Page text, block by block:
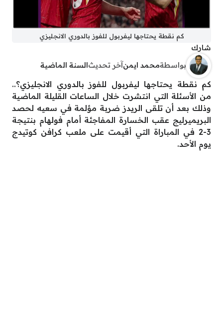
كم نقطة يحتاجها ليفربول للفوز بالدوري الانجليزي
شارك
بواسطةمحمد ايمنآخر تحديثالسنة الماضية
كم نقطة يحتاجها ليفربول للفوز بالدوري الانجليزي؟..
من الأسئلة التي انتشرت خلال الساعات القليلة الماضية
وذلك بعد أن تلقى الريدز ضربة مؤلمة في سعيه لحصد
البريميرليج عقب الخسارة المفاجئة أمام فولهام بنتيجة
3-2 في المباراة التي أقيمت على ملعب كرافن كوتيدج
يوم الأحد.